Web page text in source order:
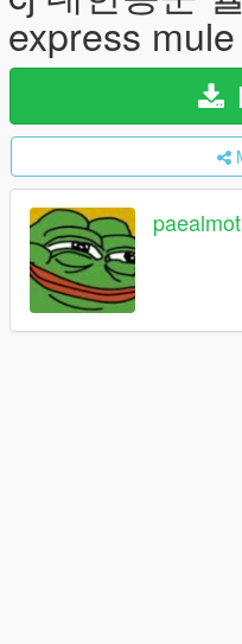
express mule
paealmot